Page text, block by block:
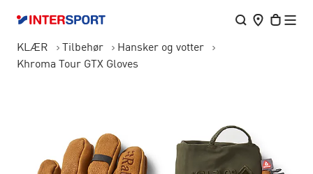
KLÆR Tilbehør
Hansker og votter
Khroma Tour GTX Gloves